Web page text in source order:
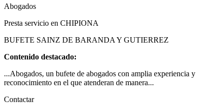
Abogados
Presta servicio en CHIPIONA
BUFETE SAINZ DE BARANDA Y GUTIERREZ
Contenido destacado:
...Abogados, un bufete de abogados con amplia experiencia y
reconocimiento en el que atenderan de manera...
Contactar